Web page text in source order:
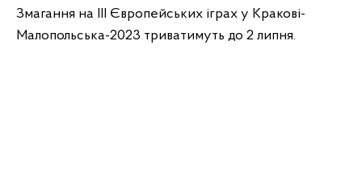
Змагання на ІІІ Європейських іграх у Кракові-
Малопольська-2023 триватимуть до 2 липня.